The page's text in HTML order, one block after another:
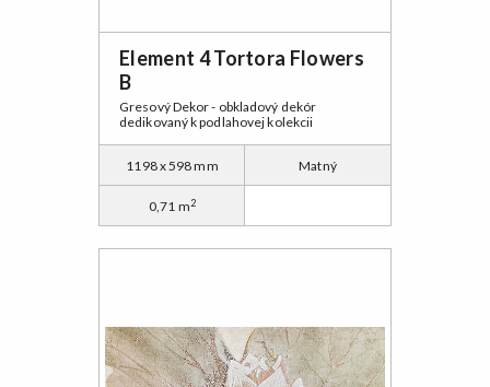
Element 4 Tortora Flowers
B
Gresový Dekor - obkladový dekór
dedikovaný k podlahovej kolekcii
1198 x 598 mm Matný
0,71 m2